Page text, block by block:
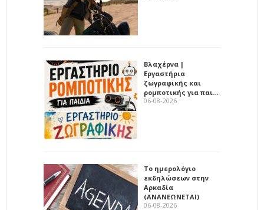
Βλαχέρνα |
Εργαστήρια
ζωγραφικής και
ρομποτικής για παι…
06-08-2026
Το ημερολόγιο
εκδηλώσεων στην
Αρκαδία
(ΑΝΑΝΕΩΝΕΤΑΙ)
06-08-2026